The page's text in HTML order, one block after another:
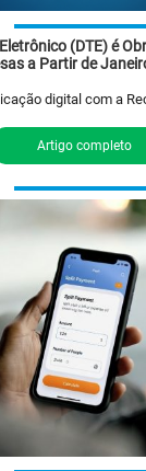
(DTE) é
a Partir de
digital com a
Artigo completo